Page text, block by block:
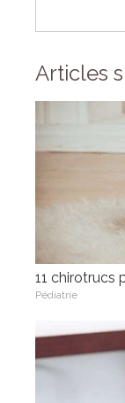
Articles
11 chirotrucs
Pédiatrie